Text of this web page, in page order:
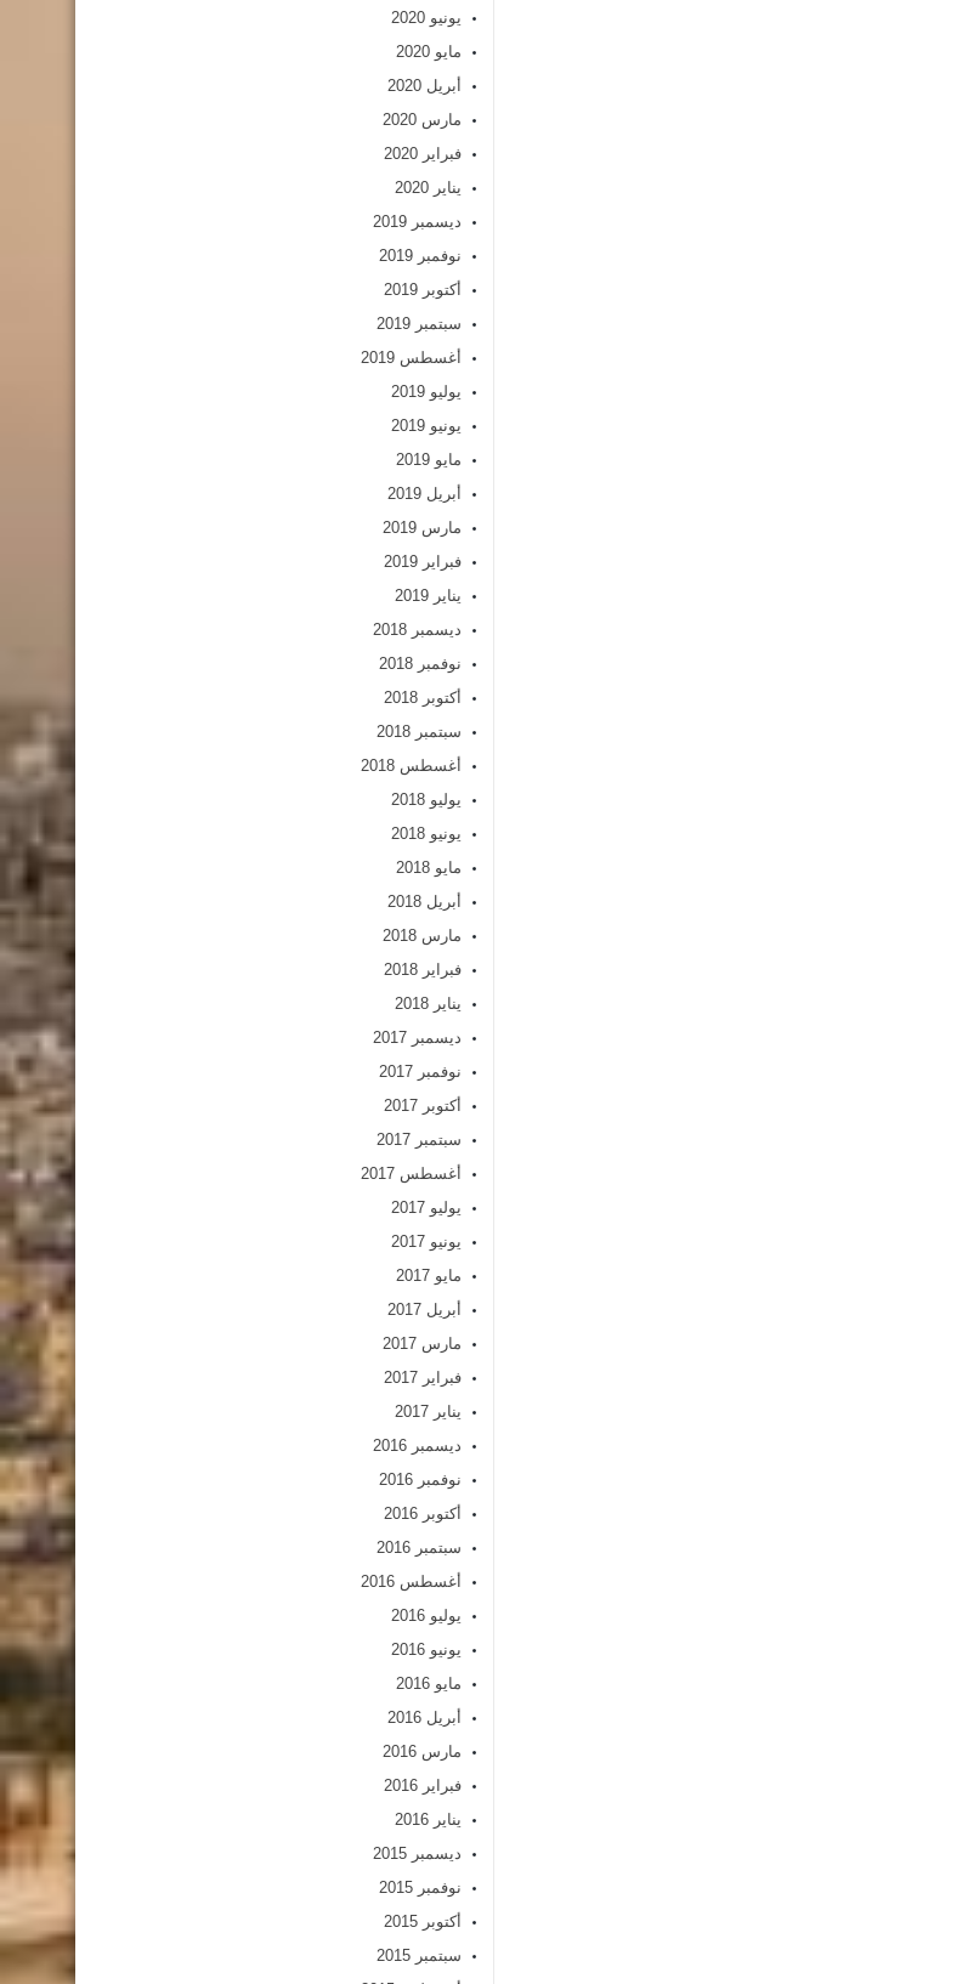
يونيو 2020
مايو 2020
أبريل 2020
مارس 2020
فبراير 2020
يناير 2020
ديسمبر 2019
نوفمبر 2019
أكتوبر 2019
سبتمبر 2019
أغسطس 2019
يوليو 2019
يونيو 2019
مايو 2019
أبريل 2019
مارس 2019
فبراير 2019
يناير 2019
ديسمبر 2018
نوفمبر 2018
أكتوبر 2018
سبتمبر 2018
أغسطس 2018
يوليو 2018
يونيو 2018
مايو 2018
أبريل 2018
مارس 2018
فبراير 2018
يناير 2018
ديسمبر 2017
نوفمبر 2017
أكتوبر 2017
سبتمبر 2017
أغسطس 2017
يوليو 2017
يونيو 2017
مايو 2017
أبريل 2017
مارس 2017
فبراير 2017
يناير 2017
ديسمبر 2016
نوفمبر 2016
أكتوبر 2016
سبتمبر 2016
أغسطس 2016
يوليو 2016
يونيو 2016
مايو 2016
أبريل 2016
مارس 2016
فبراير 2016
يناير 2016
ديسمبر 2015
نوفمبر 2015
أكتوبر 2015
سبتمبر 2015